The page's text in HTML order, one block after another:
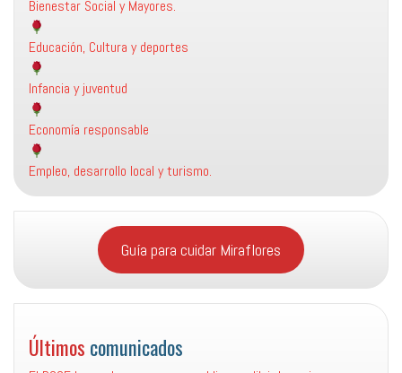
Bienestar Social y Mayores.
Educación, Cultura y deportes
Infancia y juventud
Economía responsable
Empleo, desarrollo local y turismo.
Guía para cuidar Miraflores
Últimos comunicados